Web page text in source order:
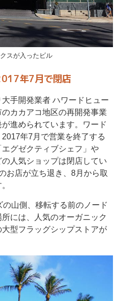
スが入ったビル
年7月で閉店
手開発業者 ハワードヒュー
カカアコ地区の再開発事業
進められています。ワード
年7月で営業を終了する
グゼクティブシェフ」や
の人気ショップは閉店してい
お店が立ち退き、8月から取
山側、移転する前のノード
には、人気のオーガニック
型フラッグシップストアが